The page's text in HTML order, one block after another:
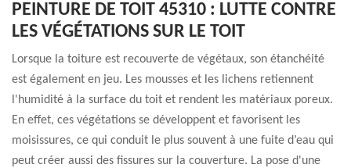
PEINTURE DE TOIT 45310 : LUTTE CONTRE
LES VÉGÉTATIONS SUR LE TOIT
Lorsque la toiture est recouverte de végétaux, son étanchéité
est également en jeu. Les mousses et les lichens retiennent
l'humidité à la surface du toit et rendent les matériaux poreux.
En effet, ces végétations se développent et favorisent les
moisissures, ce qui conduit le plus souvent à une fuite d’eau qui
peut créer aussi des fissures sur la couverture. La pose d'une